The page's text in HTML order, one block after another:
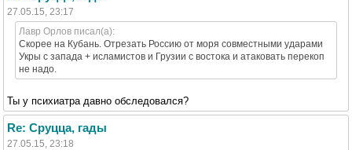
27.05.15, 23:17
Лавр Орлов писал(а):
Скорее на Кубань. Отрезать Россию от моря совместными ударами
Укры с запада + исламистов и Грузии с востока и атаковать перекоп
не надо.
Ты у психиатра давно обследовался?
Re: Сруцца, гады
27.05.15, 23:18